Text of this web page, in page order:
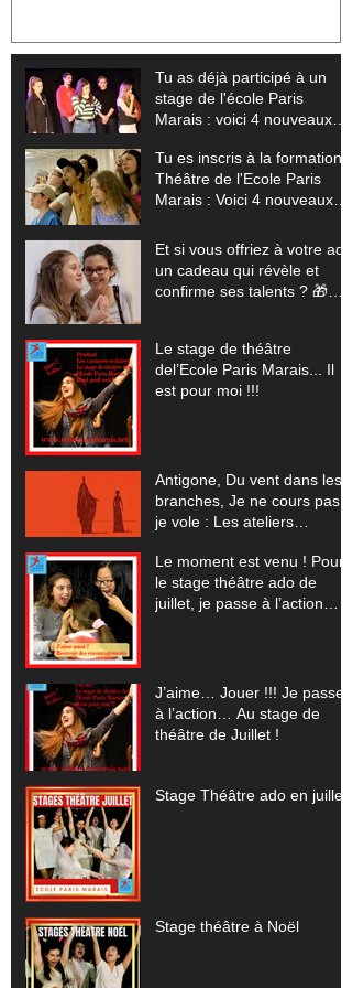
ton talent (+ tes vidéos offertes)
Tu as déjà participé à un
stage de l'école Paris
Marais : voici 4 nouveaux
talent (+ tes vidéos offertes)
Tu es inscris à la formation
Théâtre de l'Ecole Paris
Marais : Voici 4 nouveaux
limites (+ tes vidéos
offertes) 🎬
Et si vous offriez à votre ado
un cadeau qui révèle et
confirme ses talents ? 🎁
théâtre, cinéma, comédie
musicale, improvisation)
Le stage de théâtre
del’Ecole Paris Marais... Il
est pour moi !!!
Antigone, Du vent dans les
branches, Je ne cours pas
je vole : Les ateliers
Le moment est venu ! Pour
le stage théâtre ado de
juillet, je passe à l’action…
J’aime… Jouer !!! Je passe
à l’action… Au stage de
théâtre de Juillet !
Stage Théâtre ado en juillet
Stage théâtre à Noël